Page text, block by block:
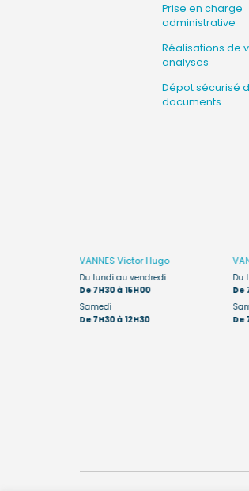
Prise en charge
administrative
Réalisations de
analyses
Dépot sécurisé
documents
VANNESVictor Hugo
Du lundi au vendredi
De 7H30 à 15H00
Samedi
De 7H30 à 12H30
Du
De
De